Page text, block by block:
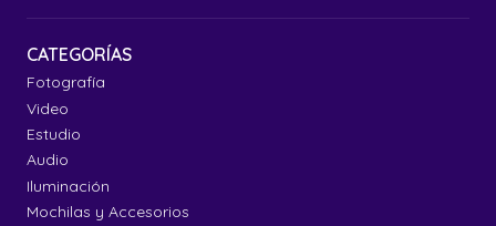
CATEGORÍAS
Fotografía
Video
Estudio
Audio
Iluminación
Mochilas y Accesorios